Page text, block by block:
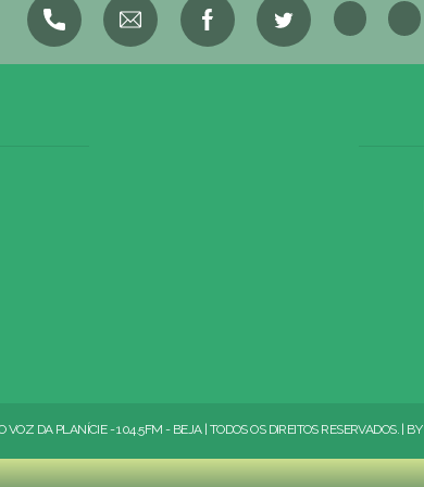
DA PLANÍCIE - 104.5FM - BEJA | TODOS OS DIREITOS RESERVADOS. | BY